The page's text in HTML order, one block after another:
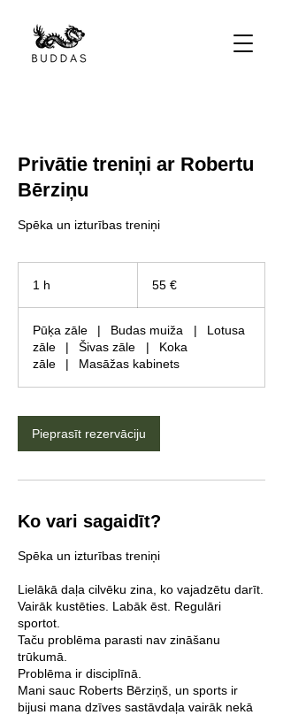
Privātie treniņi ar Robertu
Bērziņu
Spēka un izturības treniņi
1 h 55 €
Pūķa zāle | Budas muiža |
Lotusa
zāle
| Šivas zāle |
Koka
zāle
| Masāžas kabinets
Pieprasīt rezervāciju
Ko vari sagaidīt?
Spēka un izturības treniņi
Lielākā daļa cilvēku zina, ko vajadzētu darīt.
Vairāk kustēties. Labāk ēst. Regulāri
sportot.
Taču problēma parasti nav zināšanu
trūkumā.
Problēma ir disciplīnā.
Mani sauc Roberts Bērziņš, un sports ir
bijusi mana dzīves sastāvdaļa vairāk nekā